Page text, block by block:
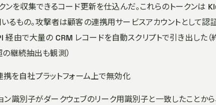
を収集できるコード更新を仕込んだ。これらのトークンは
もの。攻撃者は顧客の連携用サービスアカウントとして認証
由で大量の CRM レコードを自動スクリプトで引き出した
継続抽出も観測）
自社プラットフォーム上で無効化
識別子がダークウェブのリーク用識別子と一致したことから